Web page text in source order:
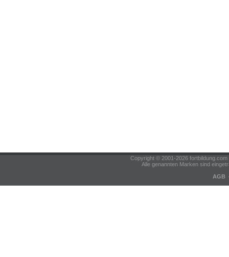
Copyright © 2001-2026
Alle genannten Marken sind
AGB